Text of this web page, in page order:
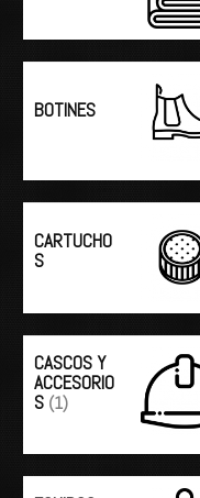
BOTINES
CARTUCHO
S
CASCOS Y
ACCESORIO
S (1)